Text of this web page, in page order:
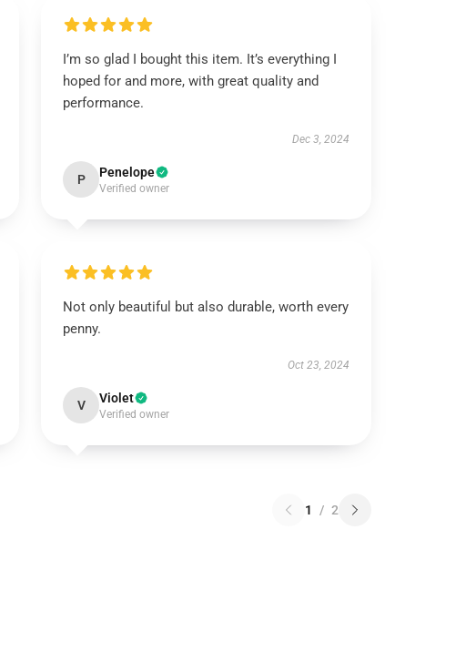
I’m so glad I bought this item. It’s everything I
hoped for and more, with great quality and
performance.
Dec 3, 2024
P Penelope
Verified owner
Not only beautiful but also durable, worth every
penny.
Oct 23, 2024
V Violet
Verified owner
1 / 2